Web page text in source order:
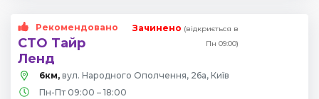
Рекомендовано
СТО Тайр
Ленд
Зачинено (відкриється в
Пн 09:00)
6км, вул. Народного Ополчення, 26а, Київ
Пн-Пт 09:00 – 18:00